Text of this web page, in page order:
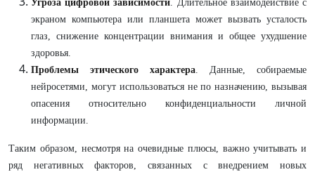
Угроза цифровой зависимости. Длительное взаимодействие с
экраном компьютера или планшета может вызвать усталость
глаз, снижение концентрации внимания и общее ухудшение
здоровья.
Проблемы этического характера. Данные, собираемые
нейросетями, могут использоваться не по назначению, вызывая
опасения относительно конфиденциальности личной
информации.
Таким образом, несмотря на очевидные плюсы, важно учитывать и
ряд негативных факторов, связанных с внедрением новых